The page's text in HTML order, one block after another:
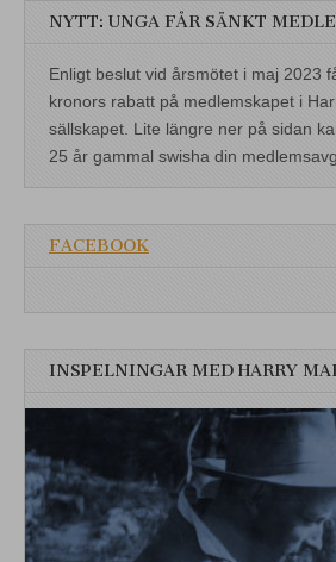
NYTT: UNGA FÅR SÄNKT
Enligt beslut vid årsmötet i maj 2023
kronors rabatt på medlemskapet i
sällskapet. Lite längre ner på sidan
25 år gammal swisha din
FACEBOOK
INSPELNINGAR MED HARRY